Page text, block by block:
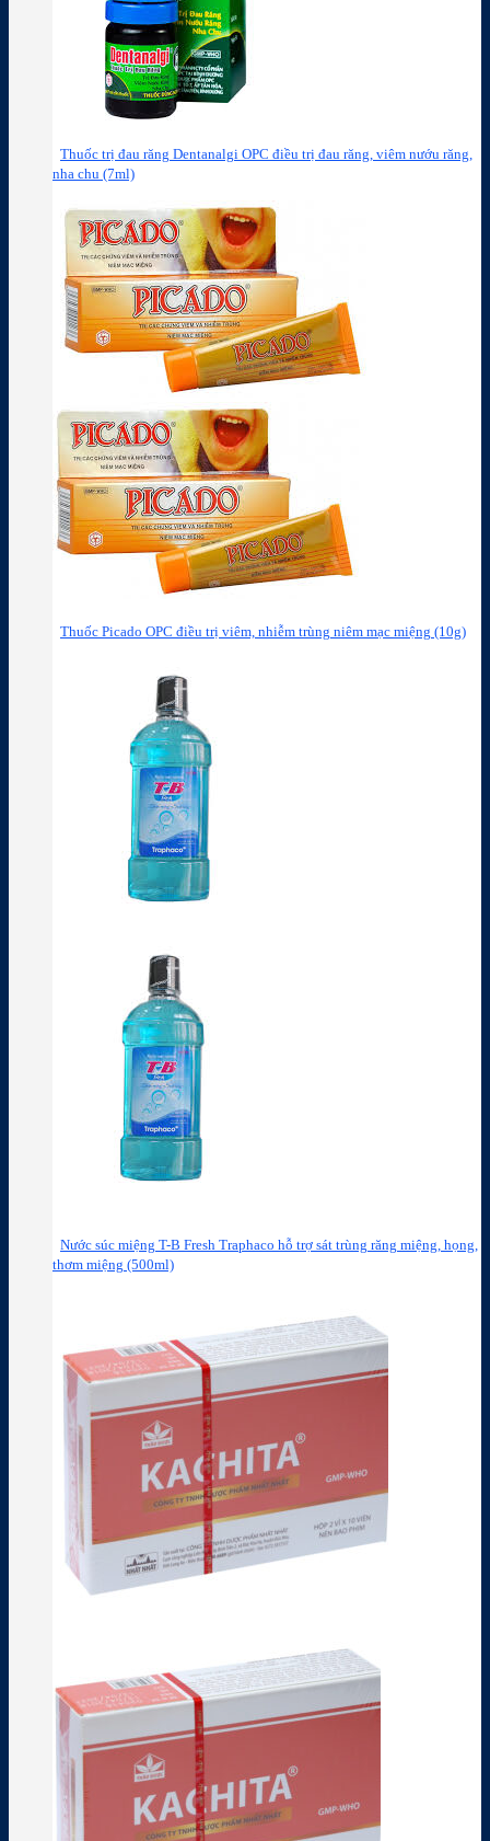
Thuốc trị đau răng Dentanalgi OPC điều trị đau răng, viêm nướu răng,
nha chu (7ml)
Thuốc Picado OPC điều trị viêm, nhiễm trùng niêm mạc miệng (10g)
Nước súc miệng T-B Fresh Traphaco hỗ trợ sát trùng răng miệng, họng,
thơm miệng (500ml)